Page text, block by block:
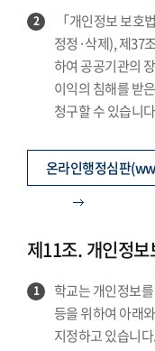
2
「개인정보 보
정정·삭제), 제37
하여 공공기관의
이익의 침해를 받
청구할 수 있습니
온라인행정심판
제11조. 개인정
1
학교는 개인정보
등을 위하여 아래
지정하고 있습니다.